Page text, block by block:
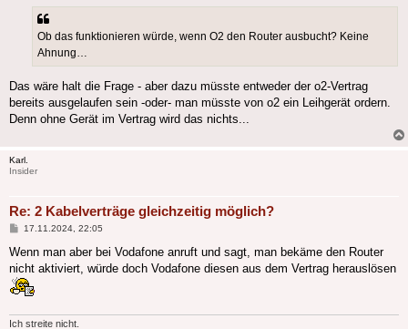
Ob das funktionieren würde, wenn O2 den Router ausbucht? Keine
Ahnung…
Das wäre halt die Frage - aber dazu müsste entweder der o2-Vertrag
bereits ausgelaufen sein -oder- man müsste von o2 ein Leihgerät ordern.
Denn ohne Gerät im Vertrag wird das nichts...
Karl.
Insider
Re: 2 Kabelverträge gleichzeitig möglich?
Beitrag
17.11.2024, 22:05
Wenn man aber bei Vodafone anruft und sagt, man bekäme den Router
nicht aktiviert, würde doch Vodafone diesen aus dem Vertrag herauslösen
Ich streite nicht.